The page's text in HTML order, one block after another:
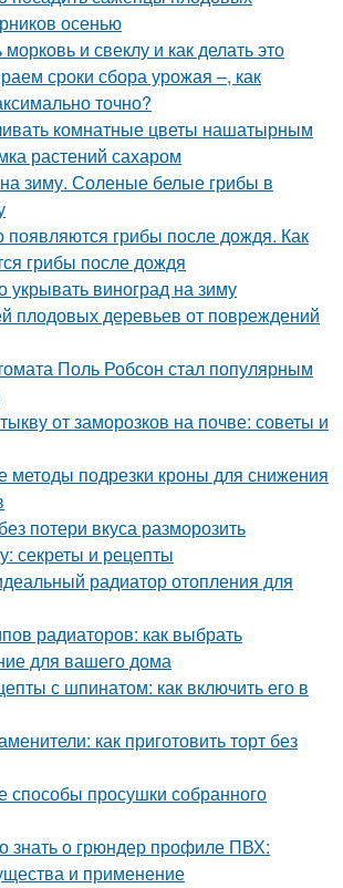
осенью
морковь и свеклу и как делать это
сроки сбора урожая –, как
точно?
комнатные цветы нашатырным
растений сахаром
зиму. Соленые белые грибы в
появляются грибы после дождя. Как
грибы после дождя
укрывать виноград на зиму
плодовых деревьев от повреждений
Поль Робсон стал популярным
от заморозков на почве: советы и
подрезки кроны для снижения
потери вкуса разморозить
секреты и рецепты
радиатор отопления для
радиаторов: как выбрать
для вашего дома
с шпинатом: как включить его в
как приготовить торт без
просушки собранного
знать о грюндер профиле ПВХ:
и применение